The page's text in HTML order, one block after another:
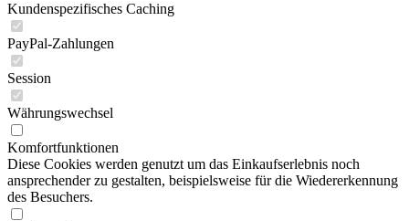
Kundenspezifisches Caching
PayPal-Zahlungen
Session
Währungswechsel
Komfortfunktionen
Diese Cookies werden genutzt um das Einkaufserlebnis noch
ansprechender zu gestalten, beispielsweise für die Wiedererkennung
des Besuchers.